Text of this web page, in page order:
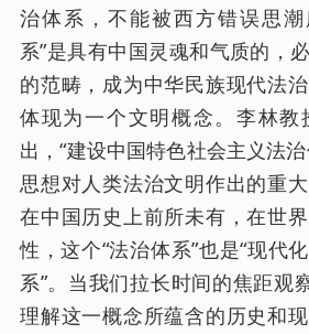
治体系，不能被西方错误思潮
系”是具有中国灵魂和气质的，
的范畴，成为中华民族现代法
体现为一个文明概念。李林教
出，“建设中国特色社会主义法
思想对人类法治文明作出的重
在中国历史上前所未有，在世
性，这个“法治体系”也是“现代
系”。当我们拉长时间的焦距观
理解这一概念所蕴含的历史和